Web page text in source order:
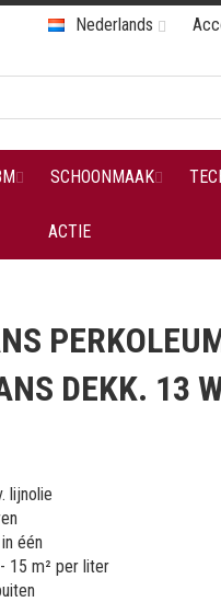
Nederlands
SCHOONMAAK
ACTIE
DEKK. 13
lijnolie
één
15 m² per liter